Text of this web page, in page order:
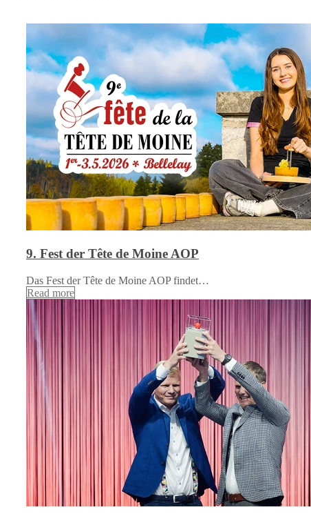
9. Fest der Tête de Moine AOP
Das Fest der Tête de Moine AOP findet…
Read more